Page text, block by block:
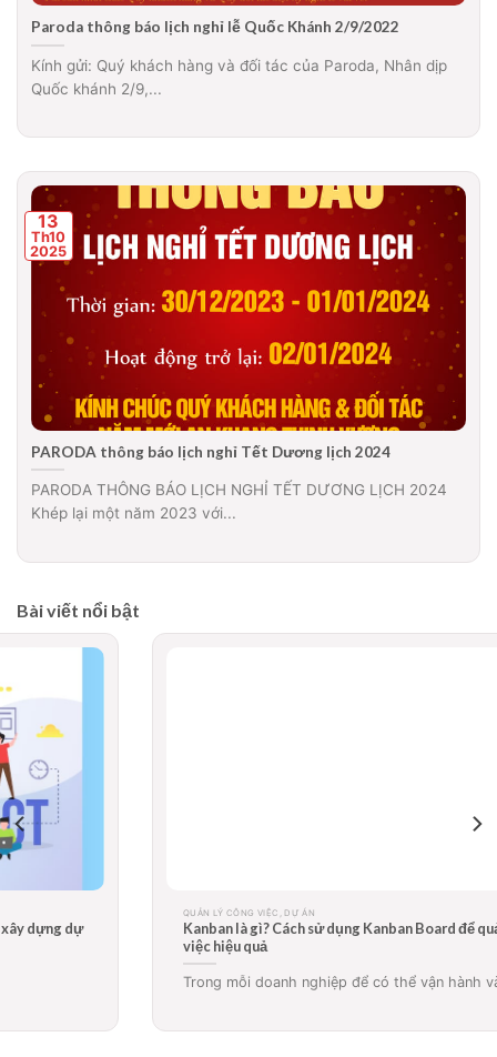
Paroda thông báo lịch nghỉ lễ Quốc Khánh 2/9/2022
Kính gửi: Quý khách hàng và đối tác của Paroda, Nhân dịp
Quốc khánh 2/9,...
PARODA thông báo lịch nghỉ Tết Dương lịch 2024
PARODA THÔNG BÁO LỊCH NGHỈ TẾT DƯƠNG LỊCH 2024
Khép lại một năm 2023 với...
13
Th10
2025
Bài viết nổi bật
Kanban là gì? Cách sử dụng Kanban Board để quản lý công
Trong mỗi doanh nghiệp để có thể vận hành và...